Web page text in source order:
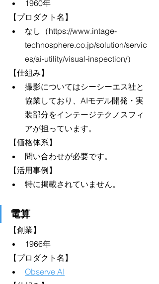
1960年
【プロダクト名】
なし（https://www.intage-
technosphere.co.jp/solution/servic
es/ai-utility/visual-inspection/）
【仕組み】
撮影についてはシーシーエス社と
協業しており、AIモデル開発・実
装部分をインテージテクノスフィ
アが担っています。
【価格体系】
問い合わせが必要です。
【活用事例】
特に掲載されていません。
電算
【創業】
1966年
【プロダクト名】
Observe AI